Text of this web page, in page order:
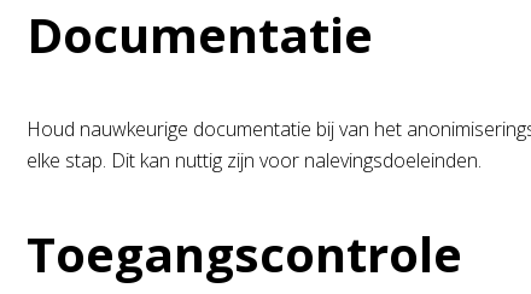
Documentatie
Houd nauwkeurige documentatie bij van het
elke stap. Dit kan nuttig zijn voor nalevingsdoeleinden.
Toegangscontrole